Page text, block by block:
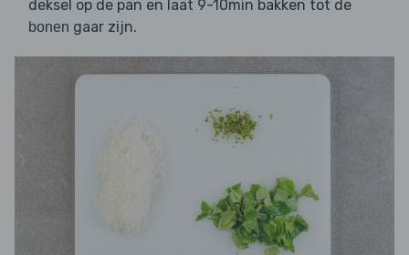
deksel op de pan en laat 9-10min bakken tot de
bonen gaar zijn.